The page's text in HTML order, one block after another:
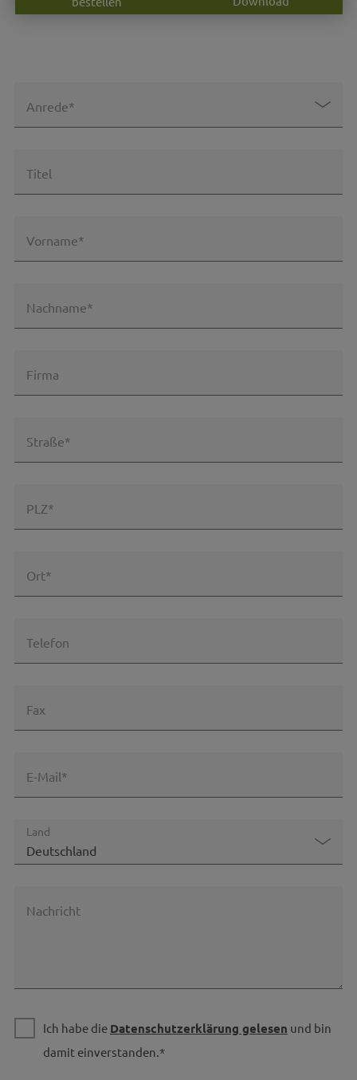
Anrede*
Titel
Vorname*
Nachname*
Firma
Straße*
PLZ*
Ort*
Telefon
Fax
E-Mail*
Land
Nachricht
Ich habe die Datenschutzerklärung gelesen und bin
damit einverstanden.*